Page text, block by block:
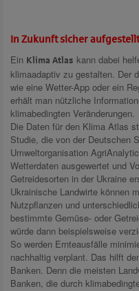
In Zukunft sicher aufgestellt
Ein Klima Atlas kann dabei
klimaadaptiv zu gestalten. Der
wie eine Wetter-App oder ein
erhält man nützliche
klimabedingten Veränderungen.
Die Daten für den Klima Atlas
Studie, die von der Deutschen
Umweltorganisation
Wetterdaten ausgewertet und
Getreidesorten in der Ukraine
Ukrainische Landwirte können
Nutzpflanzen und
bestimmte Gemüse- oder
würde dann beispielsweise
So werden Ernteausfälle
nachhaltig verplant. Das hilft
Banken. Denn die meisten
Banken, die durch